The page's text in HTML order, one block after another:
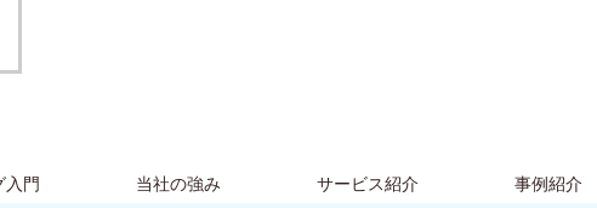
入門 当社の強み サービス紹介 事例紹介